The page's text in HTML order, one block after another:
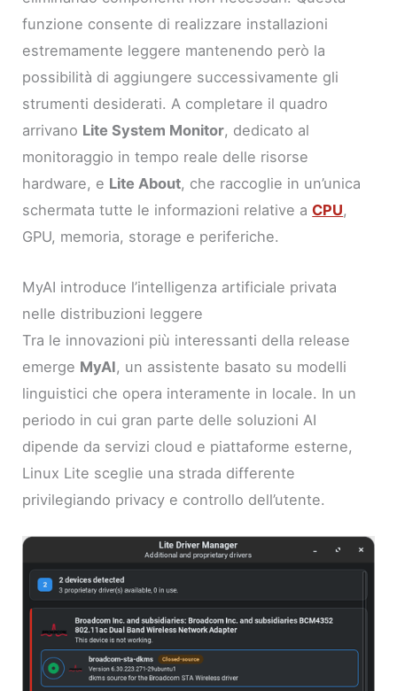
funzione consente di realizzare installazioni
estremamente leggere mantenendo però la
possibilità di aggiungere successivamente gli
strumenti desiderati. A completare il quadro
arrivano Lite System Monitor, dedicato al
monitoraggio in tempo reale delle risorse
hardware, e Lite About, che raccoglie in un’unica
schermata tutte le informazioni relative aCPU,
GPU, memoria, storage e periferiche.
MyAI introduce l’intelligenza artificiale privata
nelle distribuzioni leggere
Tra le innovazioni più interessanti della release
emerge MyAI, un assistente basato su modelli
linguistici che opera interamente in locale. In un
periodo in cui gran parte delle soluzioni AI
dipende da servizi cloud e piattaforme esterne,
Linux Lite sceglie una strada differente
privilegiando privacy e controllo dell’utente.